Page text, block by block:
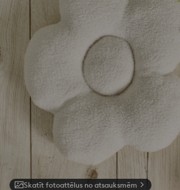
Skatīt fotoattēlus no atsauksmēm